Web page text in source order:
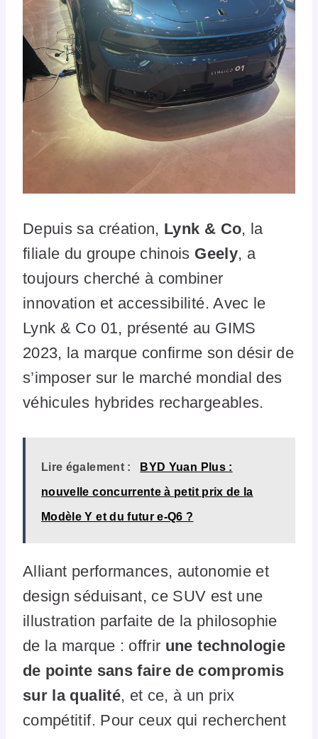
Depuis sa création, Lynk & Co, la
filiale du groupe chinois Geely, a
toujours cherché à combiner
innovation et accessibilité. Avec le
Lynk & Co 01, présenté au GIMS
2023, la marque confirme son désir de
s’imposer sur le marché mondial des
véhicules hybrides rechargeables.
Lire également : BYD Yuan Plus :
nouvelle concurrente à petit prix de la
Modèle Y et du futur e-Q6 ?
Alliant performances, autonomie et
design séduisant, ce SUV est une
illustration parfaite de la philosophie
de la marque : offrir une technologie
de pointe sans faire de compromis
sur la qualité, et ce, à un prix
compétitif. Pour ceux qui recherchent